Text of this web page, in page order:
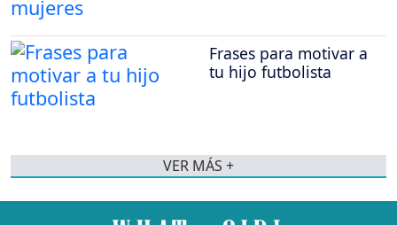
Frases para motivar a
tu hijo futbolista
VER MÁS +